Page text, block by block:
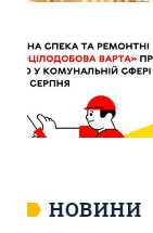
НОВИНИ